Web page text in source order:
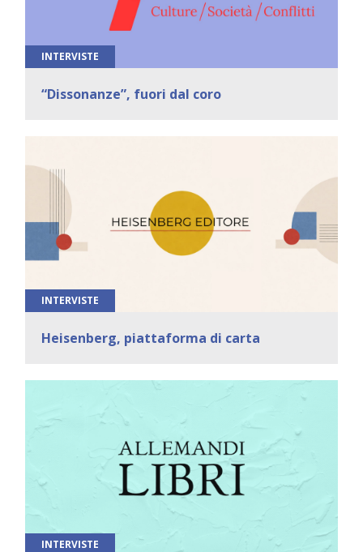
INTERVISTE
“Dissonanze”, fuori dal coro
INTERVISTE
Heisenberg, piattaforma di carta
INTERVISTE